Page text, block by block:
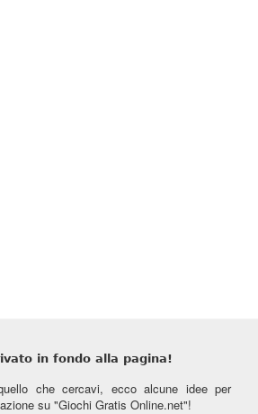
in fondo alla pagina!
che cercavi, ecco alcune idee per
su "Giochi Gratis Online.net"!